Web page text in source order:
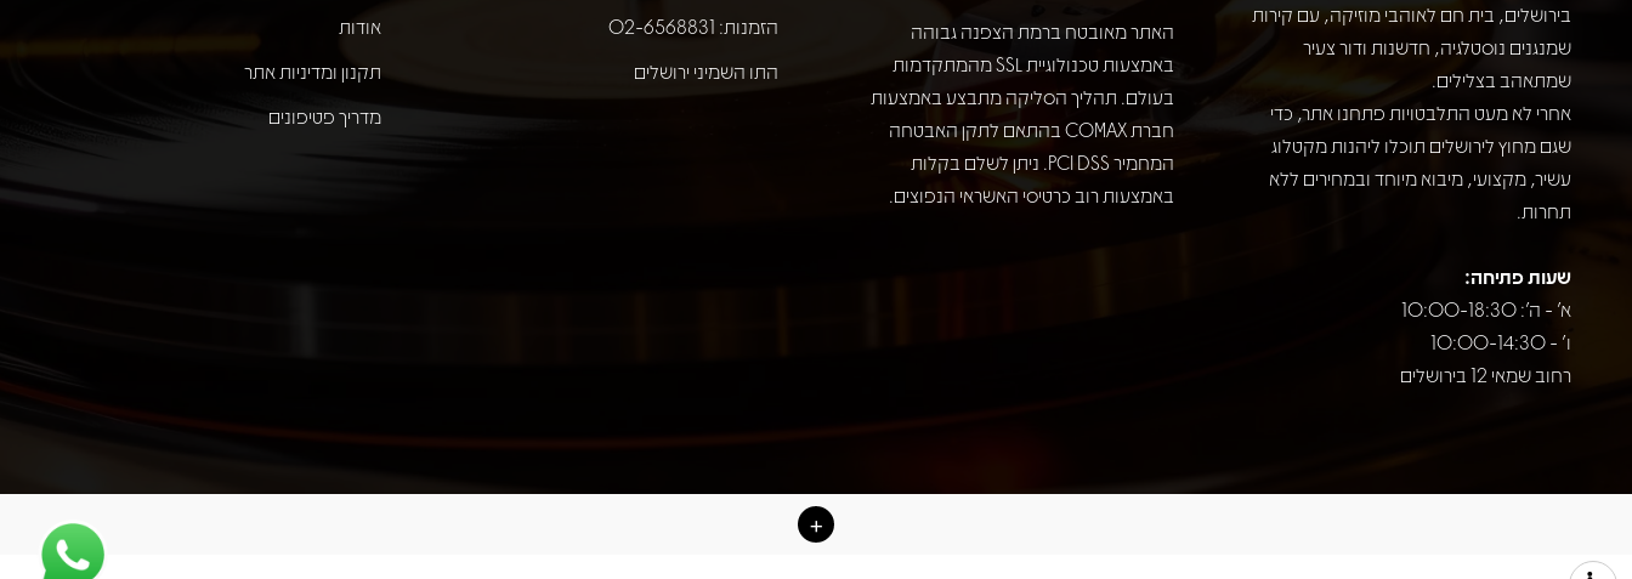
בירושלים, בית חם לאוהבי מוזיקה, עם קירות
שמנגנים נוסטלגיה, חדשנות ודור צעיר
שמתאהב בצלילים.
אחרי לא מעט התלבטויות פתחנו אתר, כדי
שגם מחוץ לירושלים תוכלו ליהנות מקטלוג
עשיר, מקצועי, מיבוא מיוחד ובמחירים ללא
תחרות.
שעות פתיחה:
א' - ה': 10:00-18:30
ו' - 10:00-14:30
רחוב שמאי 12 בירושלים
האתר מאובטח ברמת הצפנה גבוהה
באמצעות טכנולוגיית SSL מהמתקדמות
בעולם. תהליך הסליקה מתבצע באמצעות
חברת COMAX בהתאם לתקן האבטחה
המחמיר PCI DSS. ניתן לשלם בקלות
באמצעות רוב כרטיסי האשראי הנפוצים.
הזמנות: 02-6568831
התו השמיני ירושלים
אודות
תקנון ומדיניות אתר
מדריך פטיפונים